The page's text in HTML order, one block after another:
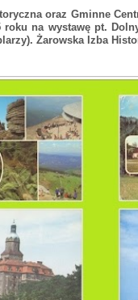
oraz Gminne
roku na wystawę pt.
Żarowska Izba